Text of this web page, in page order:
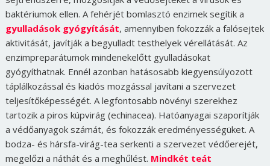
baktériumok ellen. A fehérjét bomlasztó enzimek segítik a
gyulladások gyógyítását, amennyiben fokozzák a falósejtek
aktivitását, javítják a begyulladt testhelyek vérellátását. Az
enzimpreparátumok mindenekelőtt gyulladásokat
gyógyíthatnak. Ennél azonban hatásosabb kiegyensúlyozott
táplálkozással és kiadós mozgással javítani a szervezet
teljesítőképességét. A legfontosabb növényi szerekhez
tartozik a piros kúpvirág (echinacea). Hatóanyagai szaporítják
a védőanyagok számát, és fokozzák eredményességüket. A
bodza- és hársfa-virág-tea serkenti a szervezet védőerejét,
megelőzi a náthát és a meghűlést. Mindkét teát